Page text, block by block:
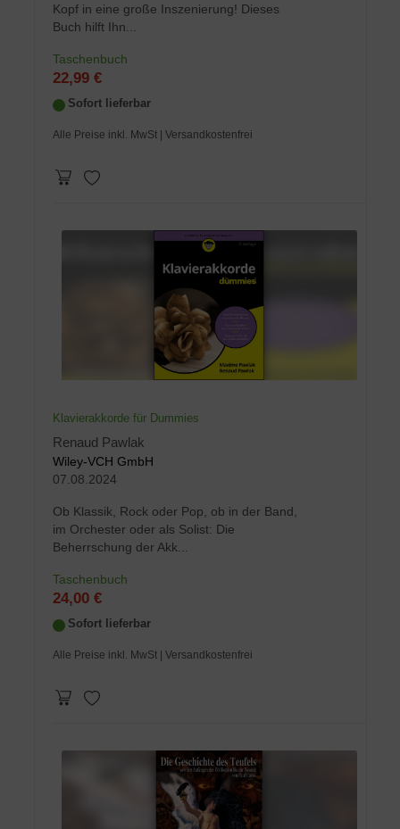
Kopf in eine große Inszenierung! Dieses
Buch hilft Ihn...
Taschenbuch
22,99 €
Sofort lieferbar
Alle Preise inkl. MwSt | Versandkostenfrei
Klavierakkorde für Dummies
Renaud Pawlak
Wiley-VCH GmbH
07.08.2024
Ob Klassik, Rock oder Pop, ob in der Band,
im Orchester oder als Solist: Die
Beherrschung der Akk...
Taschenbuch
24,00 €
Sofort lieferbar
Alle Preise inkl. MwSt | Versandkostenfrei